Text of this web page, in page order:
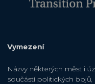
Vymezení
Názvy některých měst i
součástí politických